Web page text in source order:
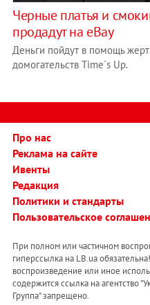
Черные платья и
продадут на еBay
Деньги пойдут в помощь
домогательств Time`s Up.
Про нас
Реклама на сайте
Ивенты
Редакция
Политики и стандарты
Пользовательское
При полном или частичном
гиперссылка на LB.ua
воспроизведение или иное
содержится ссылка на агентство
Группа" запрещено.